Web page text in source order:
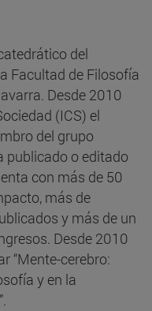
del
Facultad de Filosofía
Desde 2010
(ICS) el
del grupo
publicado o editado
con más de 50
más de
y más de un
Desde 2010
“Mente-cerebro:
y en la